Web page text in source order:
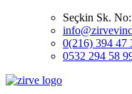
Seçkin Sk.
0(216) 394 47
0532 294 58